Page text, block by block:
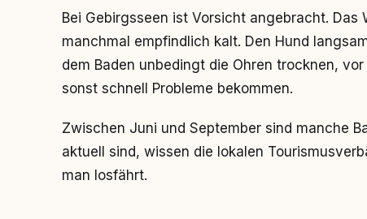
Bei Gebirgsseen ist Vorsicht angebracht.
manchmal empfindlich kalt. Den Hund
dem Baden unbedingt die Ohren trocknen,
sonst schnell Probleme bekommen.
Zwischen Juni und September sind manche
aktuell sind, wissen die lokalen
man losfährt.